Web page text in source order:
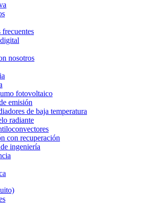
frecuentes
nosotros
fotovoltaico
emisión
de baja temperatura
radiante
con recuperación
ingeniería